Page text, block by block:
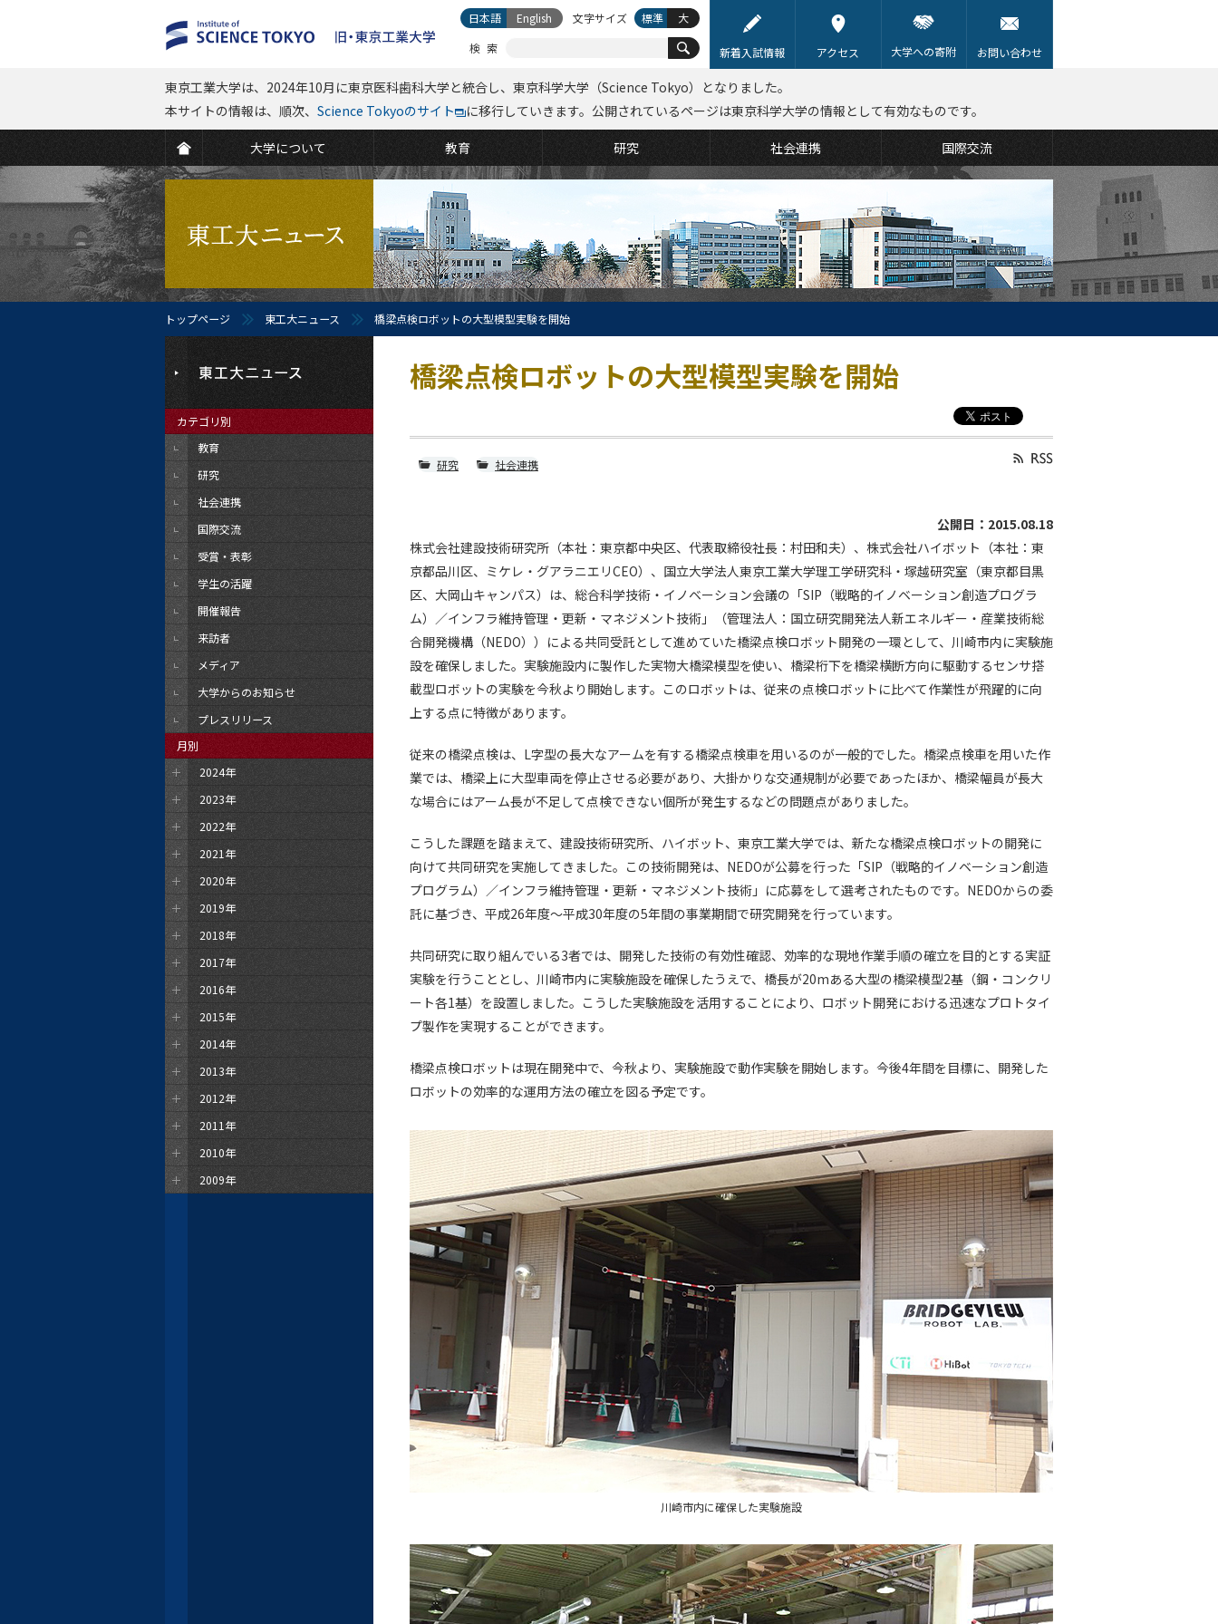
新着入試情報 アクセス 大学への寄附 お問い合わせ
大学について 教育 研究 社会連携 国際交流
東京工業大学は、2024年10月に東京医科歯科大学と統合し、東京科学大学（Science Tokyo）となりました。
本サイトの情報は、順次、 Science Tokyoのサイト に移行していきます。公開されているページは東京科学大学の情報として有効なものです。
検索
日本語 English 文字サイズ 標準 大
トップページ 東工大ニュース 橋梁点検ロボットの大型模型実験を開始
橋梁点検ロボットの大型模型実験を開始
研究 社会連携
公開日：2015.08.18
株式会社建設技術研究所（本社：東京都中央区、代表取締役社長：村田和夫）、株式会社ハイボット（本社：東
京都品川区、ミケレ・グアラニエリCEO）、国立大学法人東京工業大学理工学研究科・塚越研究室（東京都目黒
区、大岡山キャンパス）は、総合科学技術・イノベーション会議の「SIP（戦略的イノベーション創造プログラ
ム）／インフラ維持管理・更新・マネジメント技術」（管理法人：国立研究開発法人新エネルギー・産業技術総
合開発機構（NEDO））による共同受託として進めていた橋梁点検ロボット開発の一環として、川崎市内に実験施
設を確保しました。実験施設内に製作した実物大橋梁模型を使い、橋梁桁下を橋梁横断方向に駆動するセンサ搭
載型ロボットの実験を今秋より開始します。このロボットは、従来の点検ロボットに比べて作業性が飛躍的に向
上する点に特徴があります。
従来の橋梁点検は、L字型の長大なアームを有する橋梁点検車を用いるのが一般的でした。橋梁点検車を用いた作
業では、橋梁上に大型車両を停止させる必要があり、大掛かりな交通規制が必要であったほか、橋梁幅員が長大
な場合にはアーム長が不足して点検できない個所が発生するなどの問題点がありました。
こうした課題を踏まえて、建設技術研究所、ハイボット、東京工業大学では、新たな橋梁点検ロボットの開発に
向けて共同研究を実施してきました。この技術開発は、NEDOが公募を行った「SIP（戦略的イノベーション創造
プログラム）／インフラ維持管理・更新・マネジメント技術」に応募をして選考されたものです。NEDOからの委
託に基づき、平成26年度～平成30年度の5年間の事業期間で研究開発を行っています。
共同研究に取り組んでいる3者では、開発した技術の有効性確認、効率的な現地作業手順の確立を目的とする実証
実験を行うこととし、川崎市内に実験施設を確保したうえで、橋長が20mある大型の橋梁模型2基（鋼・コンクリ
ート各1基）を設置しました。こうした実験施設を活用することにより、ロボット開発における迅速なプロトタイ
プ製作を実現することができます。
橋梁点検ロボットは現在開発中で、今秋より、実験施設で動作実験を開始します。今後4年間を目標に、開発した
ロボットの効率的な運用方法の確立を図る予定です。
川崎市内に確保した実験施設
カテゴリ別
教育
研究
社会連携
国際交流
受賞・表彰
学生の活躍
開催報告
来訪者
メディア
大学からのお知らせ
プレスリリース
月別
2024年
2023年
2022年
2021年
2020年
2019年
2018年
2017年
2016年
2015年
2014年
2013年
2012年
2011年
2010年
2009年